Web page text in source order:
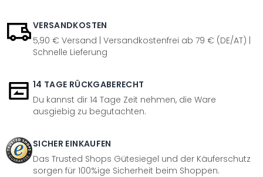
VERSANDKOSTEN
5,90 € Versand | Versandkostenfrei ab 79 € (DE/AT) |
Schnelle Lieferung
14 TAGE RÜCKGABERECHT
Du kannst dir 14 Tage Zeit nehmen, die Ware
ausgiebig zu begutachten.
SICHER EINKAUFEN
Das Trusted Shops Gütesiegel und der Käuferschutz
sorgen für 100%ige Sicherheit beim Shoppen.